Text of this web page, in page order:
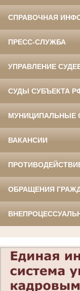
СПРАВОЧНАЯ
ПРЕСС-СЛУЖБА
УПРАВЛЕНИЕ
СУДЫ СУБЪЕКТА
МУНИЦИПАЛЬНЫЕ
ВАКАНСИИ
ОБРАЩЕНИЯ